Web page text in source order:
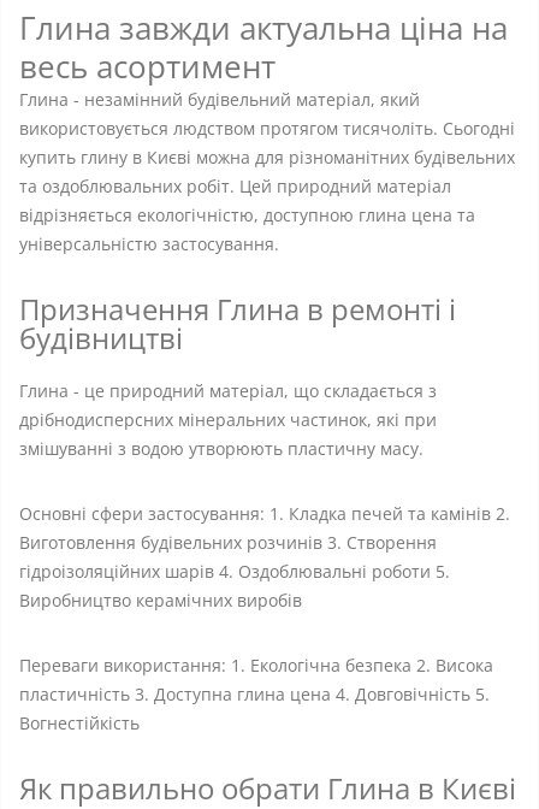
Глина завжди актуальна ціна на
весь асортимент
Глина - незамінний будівельний матеріал, який
використовується людством протягом тисячоліть. Сьогодні
купить глину в Києві можна для різноманітних будівельних
та оздоблювальних робіт. Цей природний матеріал
відрізняється екологічністю, доступною глина цена та
універсальністю застосування.
Призначення Глина в ремонті і
будівництві
Глина - це природний матеріал, що складається з
дрібнодисперсних мінеральних частинок, які при
змішуванні з водою утворюють пластичну масу.
Основні сфери застосування: 1. Кладка печей та камінів 2.
Виготовлення будівельних розчинів 3. Створення
гідроізоляційних шарів 4. Оздоблювальні роботи 5.
Виробництво керамічних виробів
Переваги використання: 1. Екологічна безпека 2. Висока
пластичність 3. Доступна глина цена 4. Довговічність 5.
Вогнестійкість
Як правильно обрати Глина в Києві